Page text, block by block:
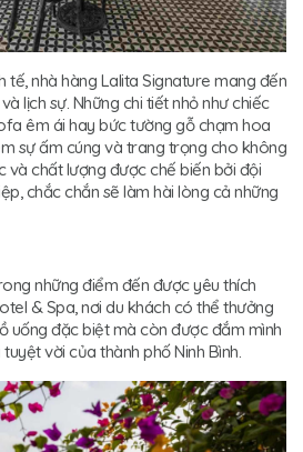
tế, nhà hàng Lalita Signature mang đến
lịch sự. Những chi tiết nhỏ như chiếc
êm ái hay bức tường gỗ chạm hoa
sự ấm cúng và trang trọng cho không
và chất lượng được chế biến bởi đội
chắc chắn sẽ làm hài lòng cả những
những điểm đến được yêu thích
& Spa, nơi du khách có thể thưởng
uống đặc biệt mà còn được đắm mình
vời của thành phố Ninh Bình.